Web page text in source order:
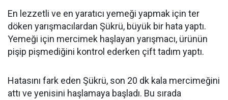
En lezzetli ve en yaratıcı yemeği yapmak için ter
döken yarışmacılardan Şükrü, büyük bir hata yaptı.
Yemeği için mercimek haşlayan yarışmacı, ürünün
pişip pişmediğini kontrol ederken çift tadım yaptı.
Hatasını fark eden Şükrü, son 20 dk kala mercimeğini
attı ve yenisini haşlamaya başladı. Bu sırada